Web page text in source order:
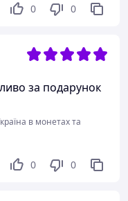
0 0
за подарунок
в монетах та
0 0